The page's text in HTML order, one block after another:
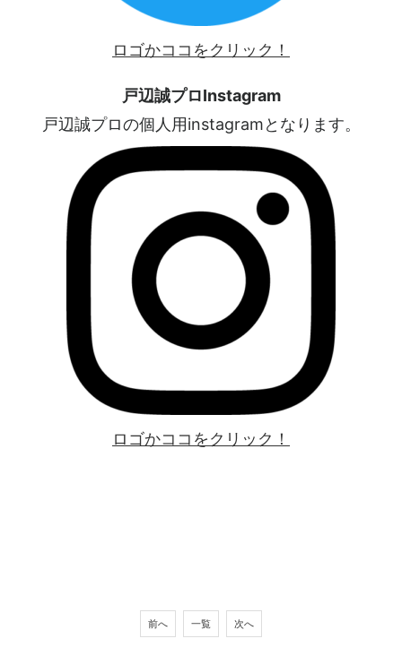
ロゴかココをクリック！
戸辺誠プロInstagram
戸辺誠プロの個人用instagramとなります。
ロゴかココをクリック！
前へ 一覧 次へ